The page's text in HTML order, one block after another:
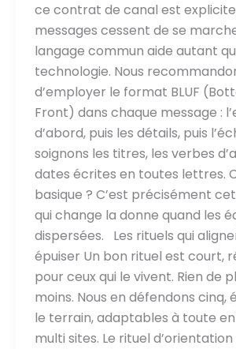
ce contrat de canal est
messages cessent de se
langage commun aide autant
technologie. Nous
d’employer le format BLUF
Front) dans chaque message :
d’abord, puis les détails, puis
soignons les titres, les verbes
dates écrites en toutes lettres.
basique ? C’est précisément
qui change la donne quand les
dispersées. Les rituels qui
épuiser Un bon rituel est court,
pour ceux qui le vivent. Rien de
moins. Nous en défendons cinq,
le terrain, adaptables à toute
multi sites. Le rituel